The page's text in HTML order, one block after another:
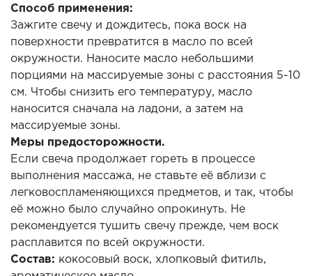
Способ применения:
Зажгите свечу и дождитесь, пока воск на
поверхности превратится в масло по всей
окружности. Наносите масло небольшими
порциями на массируемые зоны с расстояния 5-10
см. Чтобы снизить его температуру, масло
наносится сначала на ладони, а затем на
массируемые зоны.
Меры предосторожности.
Если свеча продолжает гореть в процессе
выполнения массажа, не ставьте её вблизи с
легковоспламеняющихся предметов, и так, чтобы
её можно было случайно опрокинуть. Не
рекомендуется тушить свечу прежде, чем воск
расплавится по всей окружности.
Состав: кокосовый воск, хлопковый фитиль,